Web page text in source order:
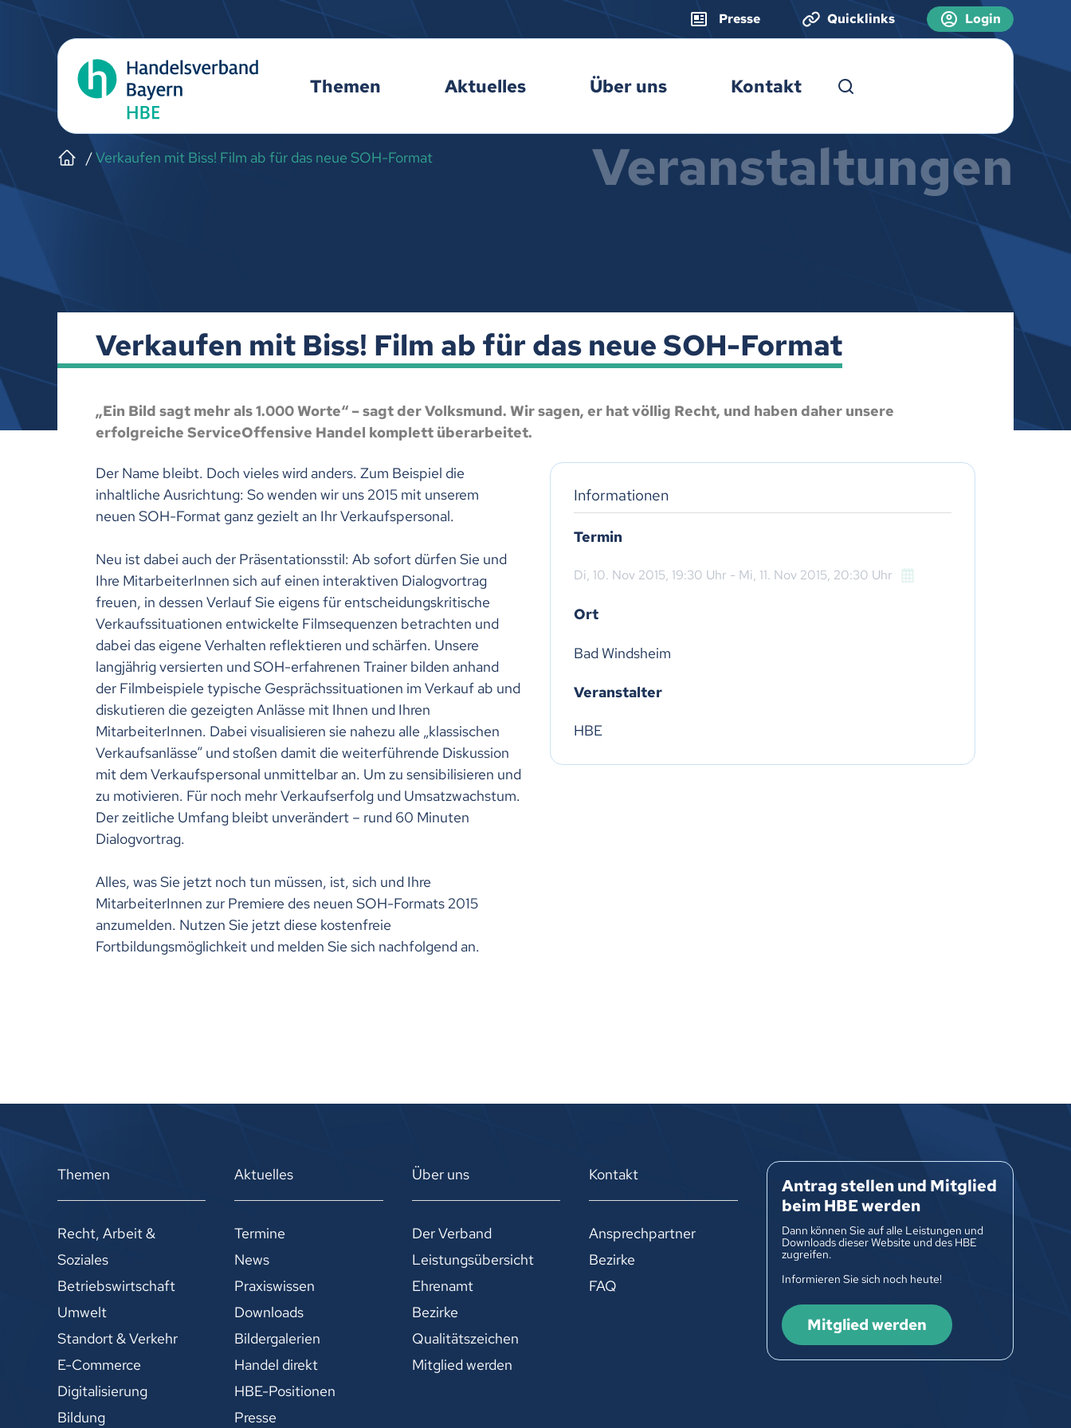
Presse Quicklinks Login
Themen Aktuelles Über uns Kontakt
Verkaufen mit Biss! Film ab für das neue SOH-Format Veranstaltungen
Verkaufen mit Biss! Film ab für das neue SOH-Format
„Ein Bild sagt mehr als 1.000 Worte“ – sagt der Volksmund. Wir sagen, er hat völlig Recht, und haben daher unsere
erfolgreiche ServiceOffensive Handel komplett überarbeitet.
Der Name bleibt. Doch vieles wird anders. Zum Beispiel die
inhaltliche Ausrichtung: So wenden wir uns 2015 mit unserem
neuen SOH-Format ganz gezielt an Ihr Verkaufspersonal.
Neu ist dabei auch der Präsentationsstil: Ab sofort dürfen Sie und
Ihre MitarbeiterInnen sich auf einen interaktiven Dialogvortrag
freuen, in dessen Verlauf Sie eigens für entscheidungskritische
Verkaufssituationen entwickelte Filmsequenzen betrachten und
dabei das eigene Verhalten reflektieren und schärfen. Unsere
langjährig versierten und SOH-erfahrenen Trainer bilden anhand
der Filmbeispiele typische Gesprächssituationen im Verkauf ab und
diskutieren die gezeigten Anlässe mit Ihnen und Ihren
MitarbeiterInnen. Dabei visualisieren sie nahezu alle „klassischen
Verkaufsanlässe“ und stoßen damit die weiterführende Diskussion
mit dem Verkaufspersonal unmittelbar an. Um zu sensibilisieren und
zu motivieren. Für noch mehr Verkaufserfolg und Umsatzwachstum.
Der zeitliche Umfang bleibt unverändert – rund 60 Minuten
Dialogvortrag.
Alles, was Sie jetzt noch tun müssen, ist, sich und Ihre
MitarbeiterInnen zur Premiere des neuen SOH-Formats 2015
anzumelden. Nutzen Sie jetzt diese kostenfreie
Fortbildungsmöglichkeit und melden Sie sich nachfolgend an.
Informationen
Termin
Di, 10. Nov 2015, 19:30 Uhr - Mi, 11. Nov 2015, 20:30 Uhr
Ort
Bad Windsheim
Veranstalter
HBE
Themen
Recht, Arbeit &
Soziales
Betriebswirtschaft
Umwelt
Standort & Verkehr
E-Commerce
Digitalisierung
Bildung
Aktuelles
Termine
News
Praxiswissen
Downloads
Bildergalerien
Handel direkt
HBE-Positionen
Presse
Über uns
Der Verband
Leistungsübersicht
Ehrenamt
Bezirke
Qualitätszeichen
Mitglied werden
Kontakt
Ansprechpartner
Bezirke
FAQ
Antrag stellen und Mitglied
beim HBE werden
Dann können Sie auf alle Leistungen und
Downloads dieser Website und des HBE
zugreifen.
Informieren Sie sich noch heute!
Mitglied werden